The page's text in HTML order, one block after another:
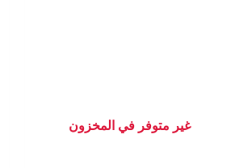
غير متوفر في المخزون